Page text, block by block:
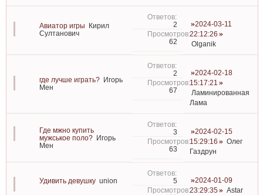
Авиатор игры
Кирил
Султанович
2
62
2024-03-11
22:12:26
Olganik
где лучше играть?
Игорь
Мен
2
67
2024-02-18
15:17:21
Ламинированная
Лама
Где мжно купить
мужськое поло?
Игорь
Мен
3
63
2024-02-15
15:29:16
Олег
Газдрун
Удивить девушку union 5
2024-01-09
23:29:35
Astar